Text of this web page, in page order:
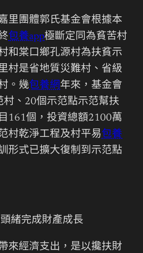
里團體郭氏基金會根據本
包養app極斷定同為貧苦村
和棠口鄉孔源村為扶貧示
村是省地質災難村、省級
。幾包養網年來，基金會
村、20個示范點示范幫扶
161個，投資總額2100萬
村乾淨工程及村平易包養
形式已擴大復制到示范點
緒完成財產成長
來經濟支出，是以攙扶財